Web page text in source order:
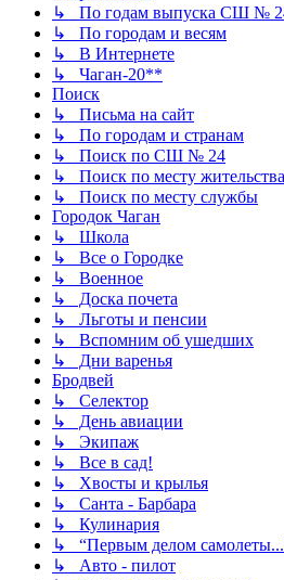
↳ По годам выпуска СШ №
↳ По городам и весям
↳ В Интернете
↳ Чаган-20**
Поиск
↳ Письма на сайт
↳ По городам и странам
↳ Поиск по СШ № 24
↳ Поиск по месту
↳ Поиск по месту службы
Городок Чаган
↳ Школа
↳ Все о Городке
↳ Военное
↳ Доска почета
↳ Льготы и пенсии
↳ Вспомним об ушедших
↳ Дни варенья
Бродвей
↳ Селектор
↳ День авиации
↳ Экипаж
↳ Все в сад!
↳ Хвосты и крылья
↳ Санта - Барбара
↳ Кулинария
↳ “Первым делом
↳ Авто - пилот